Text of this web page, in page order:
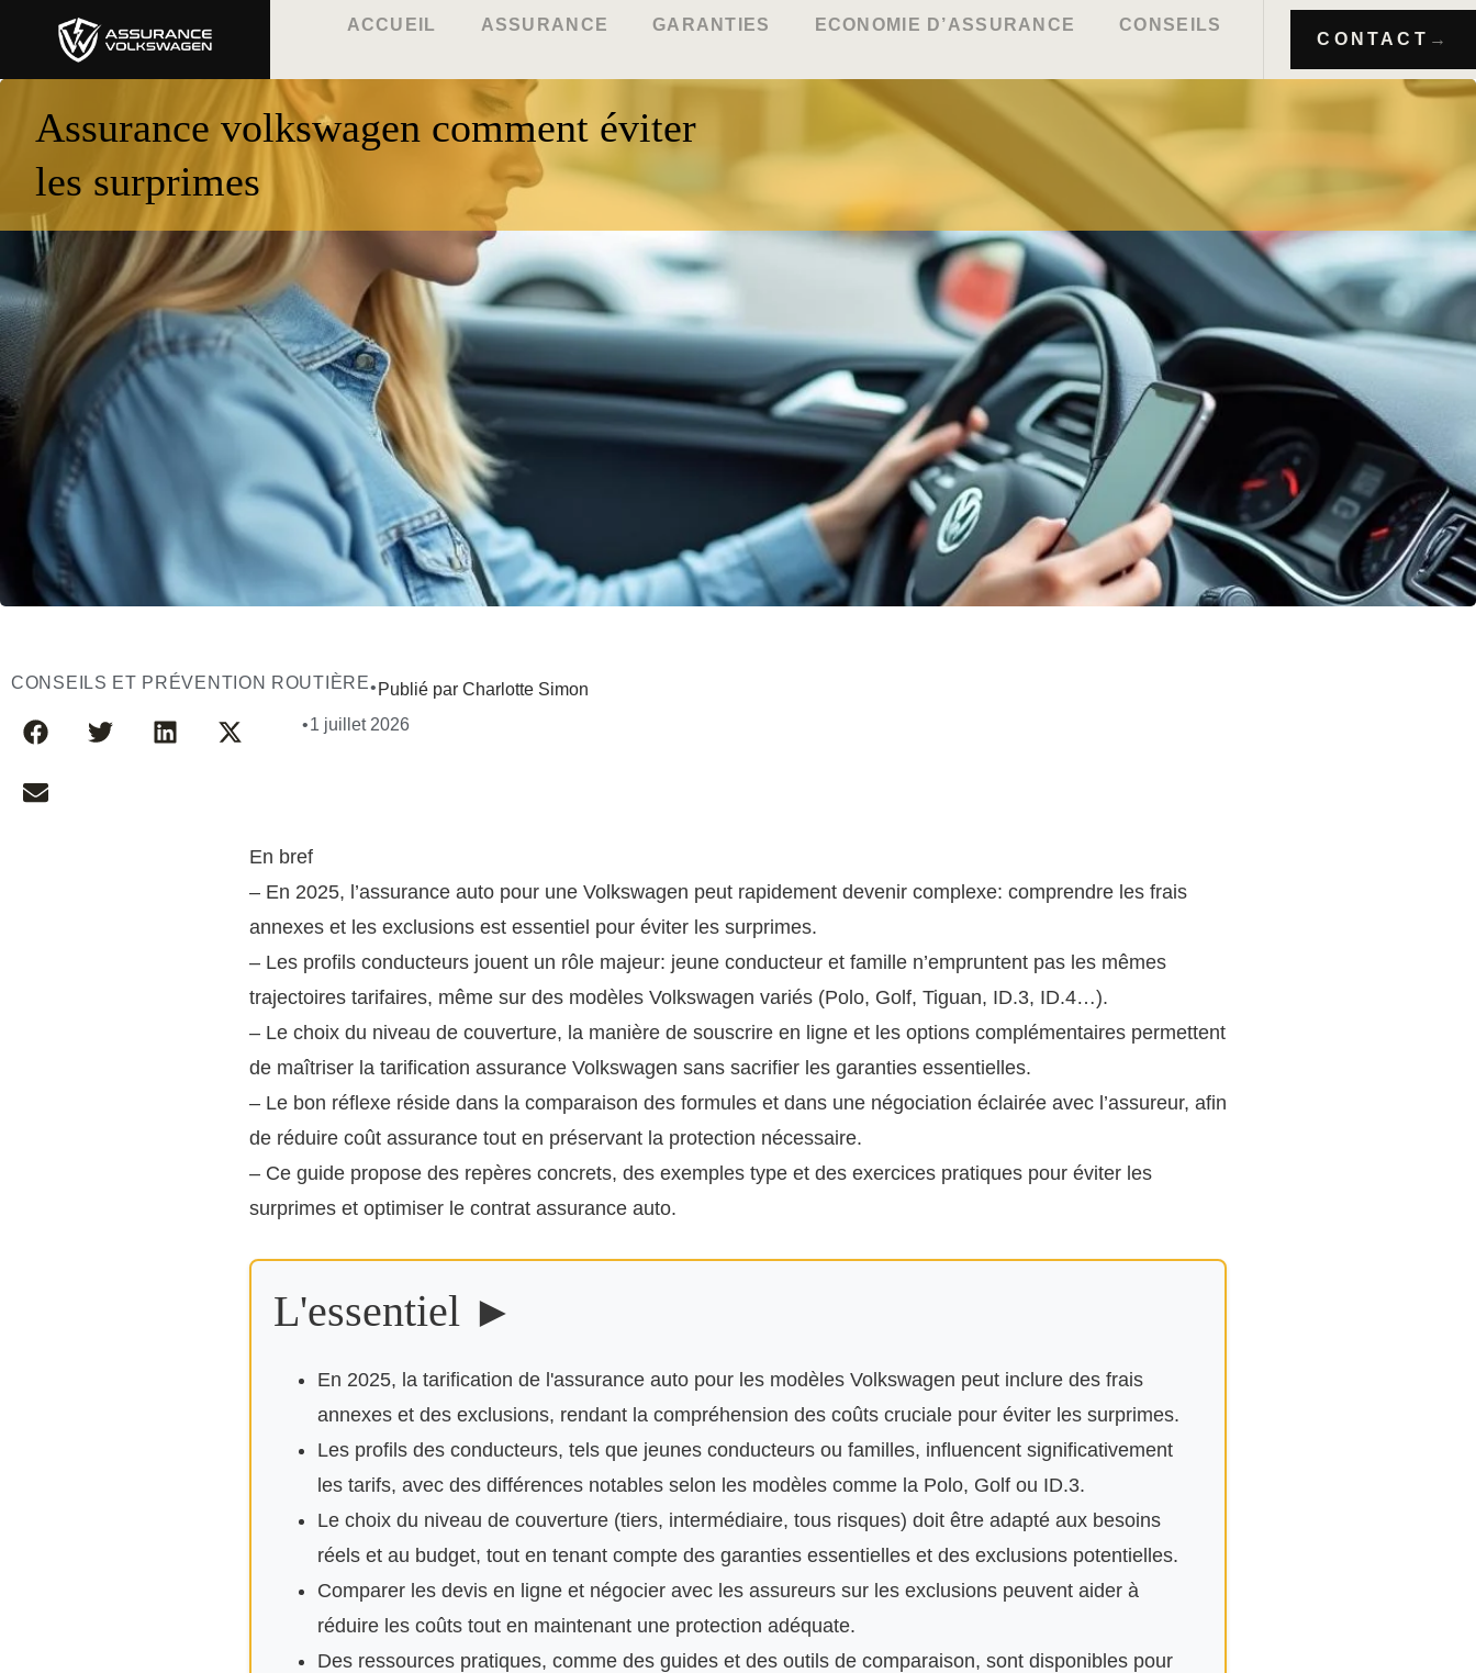
ACCUEIL ASSURANCE GARANTIES ECONOMIE D’ASSURANCE CONSEILS
CONTACT →
Assurance volkswagen comment éviter
les surprimes
CONSEILS ET PRÉVENTION ROUTIÈRE• Publié par Charlotte Simon
•1 juillet 2026
En bref
– En 2025, l’assurance auto pour une Volkswagen peut rapidement devenir complexe: comprendre les frais
annexes et les exclusions est essentiel pour éviter les surprimes.
– Les profils conducteurs jouent un rôle majeur: jeune conducteur et famille n’empruntent pas les mêmes
trajectoires tarifaires, même sur des modèles Volkswagen variés (Polo, Golf, Tiguan, ID.3, ID.4…).
– Le choix du niveau de couverture, la manière de souscrire en ligne et les options complémentaires permettent
de maîtriser la tarification assurance Volkswagen sans sacrifier les garanties essentielles.
– Le bon réflexe réside dans la comparaison des formules et dans une négociation éclairée avec l’assureur, afin
de réduire coût assurance tout en préservant la protection nécessaire.
– Ce guide propose des repères concrets, des exemples type et des exercices pratiques pour éviter les
surprimes et optimiser le contrat assurance auto.
L'essentiel ►
En 2025, la tarification de l'assurance auto pour les modèles Volkswagen peut inclure des frais
annexes et des exclusions, rendant la compréhension des coûts cruciale pour éviter les surprimes.
Les profils des conducteurs, tels que jeunes conducteurs ou familles, influencent significativement
les tarifs, avec des différences notables selon les modèles comme la Polo, Golf ou ID.3.
Le choix du niveau de couverture (tiers, intermédiaire, tous risques) doit être adapté aux besoins
réels et au budget, tout en tenant compte des garanties essentielles et des exclusions potentielles.
Comparer les devis en ligne et négocier avec les assureurs sur les exclusions peuvent aider à
réduire les coûts tout en maintenant une protection adéquate.
Des ressources pratiques, comme des guides et des outils de comparaison, sont disponibles pour